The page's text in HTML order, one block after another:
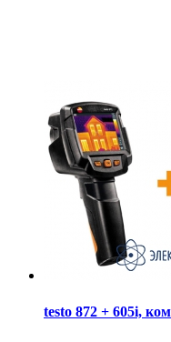
testo 872 + 605i,